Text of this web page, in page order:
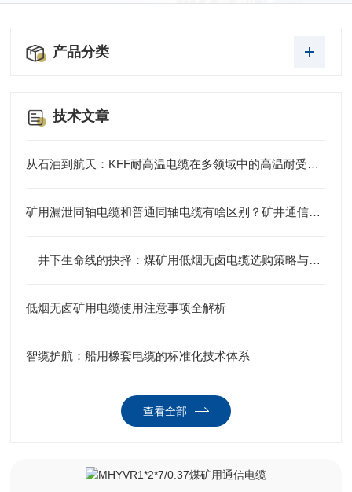
产品分类
技术文章
从石油到航天：KFF耐高温电缆在多领域中的高温耐受应用案例集
矿用漏泄同轴电缆和普通同轴电缆有啥区别？矿井通信全靠它
井下生命线的抉择：煤矿用低烟无卤电缆选购策略与规范深度剖析
低烟无卤矿用电缆使用注意事项全解析
智缆护航：船用橡套电缆的标准化技术体系
查看全部